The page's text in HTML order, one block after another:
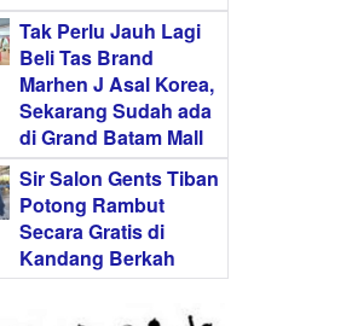
Tak Perlu Jauh Lagi
Beli Tas Brand
Marhen J Asal Korea,
Sekarang Sudah ada
di Grand Batam Mall
Sir Salon Gents Tiban
Potong Rambut
Secara Gratis di
Kandang Berkah